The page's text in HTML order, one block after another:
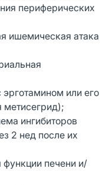
периферических
ишемическая атака
или его
ингибиторов
2 нед после их
печени и/